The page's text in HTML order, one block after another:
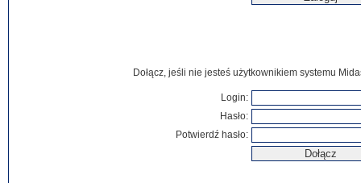
Dołącz, jeśli nie jesteś użytkownikiem systemu
Login:
Hasło:
Potwierdź hasło: